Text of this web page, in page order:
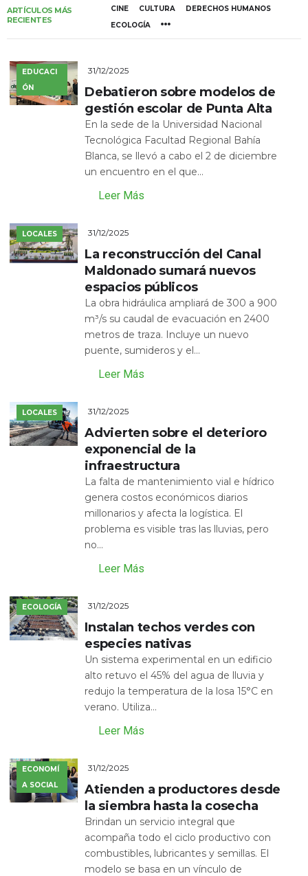
ARTÍCULOS MÁS
RECIENTES
CINE CULTURA
DERECHOS HUMANOS
ECOLOGÍA
EDUCACI
ÓN
31/12/2025
Debatieron sobre modelos de
gestión escolar de Punta Alta
En la sede de la Universidad Nacional
Tecnológica Facultad Regional Bahía
Blanca, se llevó a cabo el 2 de diciembre
un encuentro en el que...
Leer Más
LOCALES 31/12/2025
La reconstrucción del Canal
Maldonado sumará nuevos
espacios públicos
La obra hidráulica ampliará de 300 a 900
m³/s su caudal de evacuación en 2400
metros de traza. Incluye un nuevo
puente, sumideros y el...
Leer Más
LOCALES 31/12/2025
Advierten sobre el deterioro
exponencial de la
infraestructura
La falta de mantenimiento vial e hídrico
genera costos económicos diarios
millonarios y afecta la logística. El
problema es visible tras las lluvias, pero
no...
Leer Más
ECOLOGÍA 31/12/2025
Instalan techos verdes con
especies nativas
Un sistema experimental en un edificio
alto retuvo el 45% del agua de lluvia y
redujo la temperatura de la losa 15°C en
verano. Utiliza...
Leer Más
ECONOMÍ
A SOCIAL
31/12/2025
Atienden a productores desde
la siembra hasta la cosecha
Brindan un servicio integral que
acompaña todo el ciclo productivo con
combustibles, lubricantes y semillas. El
modelo se basa en un vínculo de